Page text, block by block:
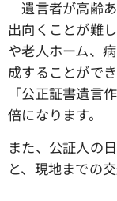
遺言者が高齢
出向くことが難
や老人ホーム、
成することがで
「公正証書遺言
倍になります。
また、公証人の
と、現地までの